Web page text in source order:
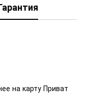
на карту Приват